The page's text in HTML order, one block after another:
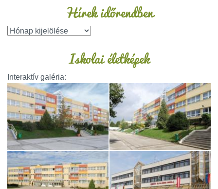
Hírek időrendben
Iskolai életképek
Interaktív galéria: